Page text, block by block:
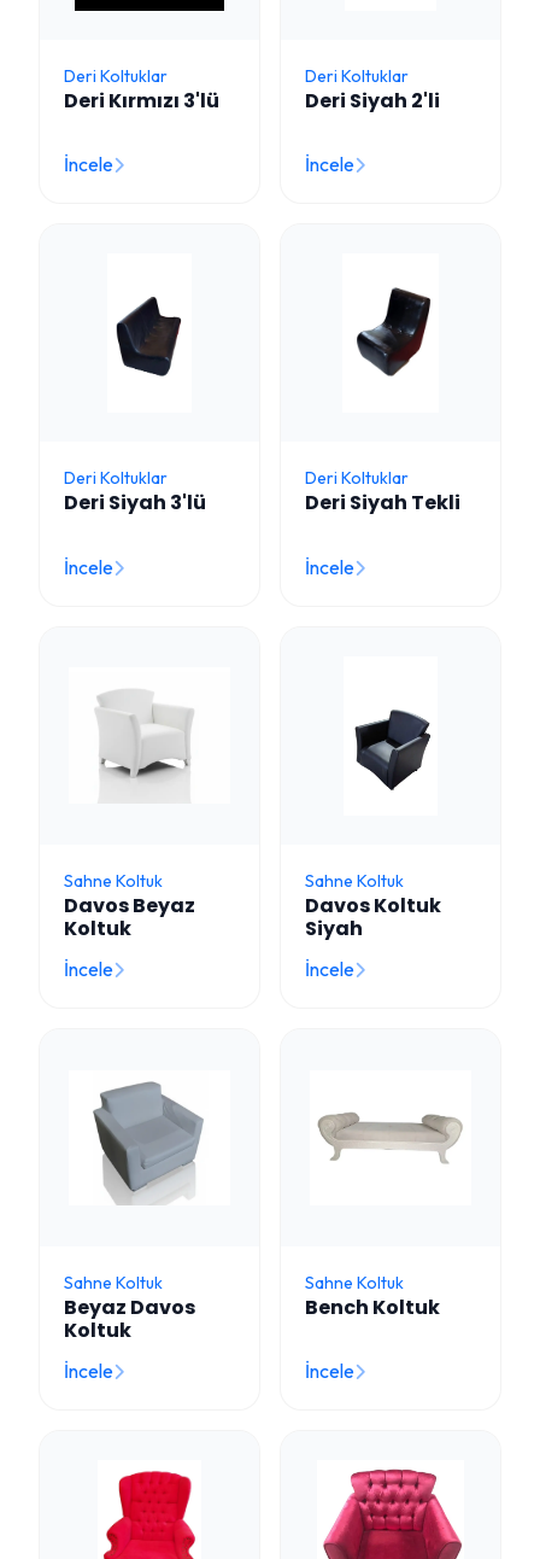
Deri Koltuklar
Deri Kırmızı 3'lü
İncele
Deri Koltuklar
Deri Siyah 2'li
İncele
Deri Koltuklar
Deri Siyah 3'lü
İncele
Deri Koltuklar
Deri Siyah Tekli
İncele
Sahne Koltuk
Davos Beyaz
Koltuk
İncele
Sahne Koltuk
Davos Koltuk
Siyah
İncele
Sahne Koltuk
Beyaz Davos
Koltuk
İncele
Sahne Koltuk
Bench Koltuk
İncele